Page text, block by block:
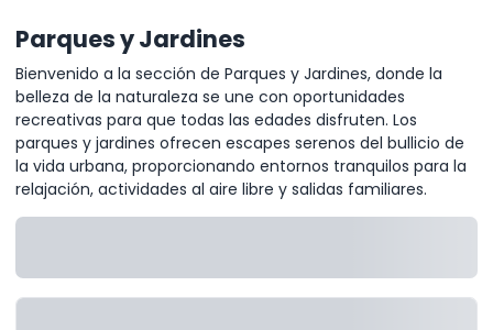
Parques y Jardines
Bienvenido a la sección de Parques y Jardines, donde la
belleza de la naturaleza se une con oportunidades
recreativas para que todas las edades disfruten. Los
parques y jardines ofrecen escapes serenos del bullicio de
la vida urbana, proporcionando entornos tranquilos para la
relajación, actividades al aire libre y salidas familiares.